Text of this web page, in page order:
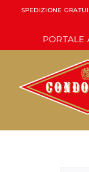
Salta
contenuto
SPEDIZIONE
PORTALE